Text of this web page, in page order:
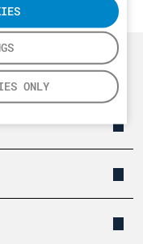
ONLY